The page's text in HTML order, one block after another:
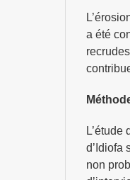
a été
d’Idiofa
non